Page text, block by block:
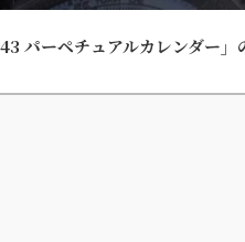
パーペチュアルカレンダー」